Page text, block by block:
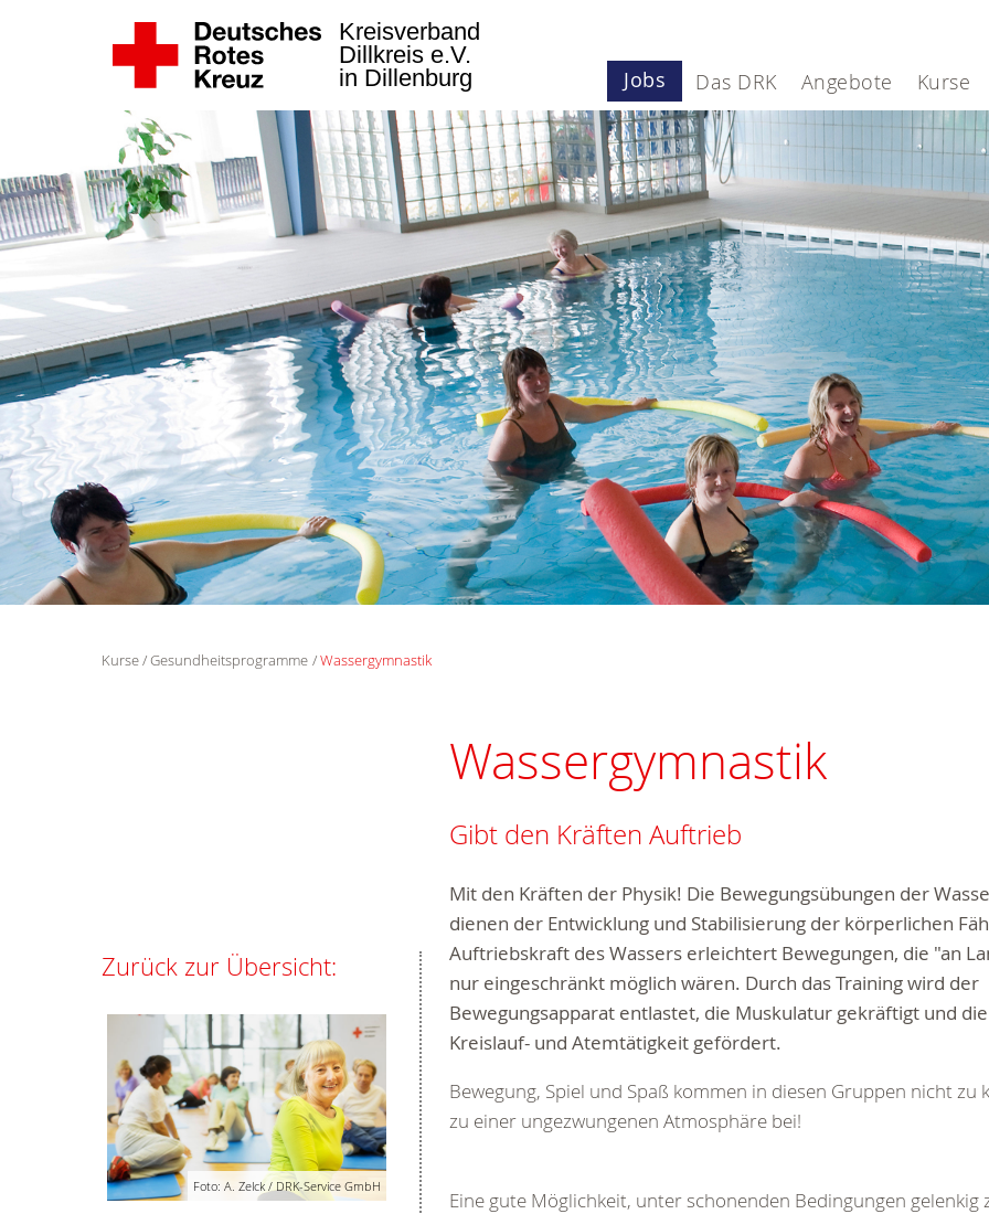
Jobs Das DRK Angebote Kurse
Kreisverband
Dillkreis e.V.
in Dillenburg
Kurse Gesundheitsprogramme Wassergymnastik
Wassergymnastik
Gibt den Kräften Auftrieb
Mit den Kräften der Physik! Die Bewegungsübungen der
dienen der Entwicklung und Stabilisierung der körperlichen
Auftriebskraft des Wassers erleichtert Bewegungen, die "an
nur eingeschränkt möglich wären. Durch das Training wird der
Bewegungsapparat entlastet, die Muskulatur gekräftigt und
Kreislauf- und Atemtätigkeit gefördert.
Bewegung, Spiel und Spaß kommen in diesen Gruppen nicht zu
zu einer ungezwungenen Atmosphäre bei!
Eine gute Möglichkeit, unter schonenden Bedingungen gelenkig
Zurück zur Übersicht:
Foto: A. Zelck / DRK-Service GmbH